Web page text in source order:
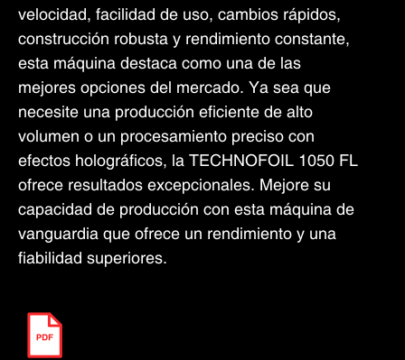
velocidad, facilidad de uso, cambios rápidos,
construcción robusta y rendimiento constante,
esta máquina destaca como una de las
mejores opciones del mercado. Ya sea que
necesite una producción eficiente de alto
volumen o un procesamiento preciso con
efectos holográficos, la TECHNOFOIL 1050 FL
ofrece resultados excepcionales. Mejore su
capacidad de producción con esta máquina de
vanguardia que ofrece un rendimiento y una
fiabilidad superiores.